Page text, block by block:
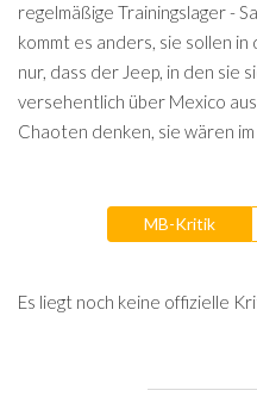
regelmäßige Trainingslager -
kommt es anders, sie sollen
nur, dass der Jeep, in den sie
versehentlich über Mexico
Chaoten denken, sie wären
MB-Kritik
Es liegt noch keine offizielle